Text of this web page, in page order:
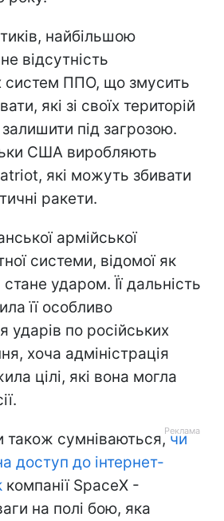
найбільшою
відсутність
систем ППО, що змусить
які зі своїх територій
під загрозою.
США виробляють
які можуть збивати
ракети.
армійської
системи, відомої як
ударом. Її дальність
її особливо
ударів по російських
хоча адміністрація
цілі, які вона могла
також сумніваються, чи
доступ до інтернет-
компанії SpaceX -
на полі бою, яка